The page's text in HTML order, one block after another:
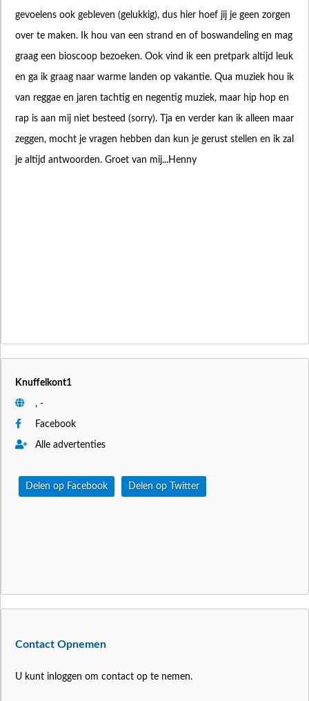
gevoelens ook gebleven (gelukkig), dus hier hoef jij je geen zorgen
over te maken. Ik hou van een strand en of boswandeling en mag
graag een bioscoop bezoeken. Ook vind ik een pretpark altijd leuk
en ga ik graag naar warme landen op vakantie. Qua muziek hou ik
van reggae en jaren tachtig en negentig muziek, maar hip hop en
rap is aan mij niet besteed (sorry). Tja en verder kan ik alleen maar
zeggen, mocht je vragen hebben dan kun je gerust stellen en ik zal
je altijd antwoorden. Groet van mij...Henny
Knuffelkont1
, -
Facebook
Alle advertenties
Delen op Facebook Delen op Twitter
Contact Opnemen
U kunt inloggen om contact op te nemen.